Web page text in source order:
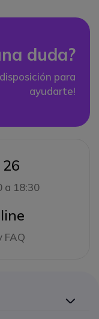
duda?
para
ayudarte!
a 18:30
FAQ